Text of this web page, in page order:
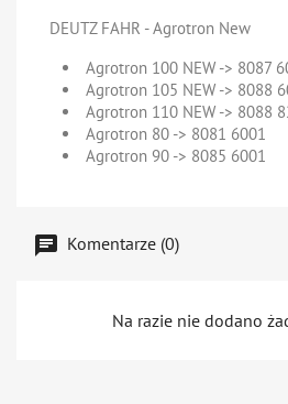
DEUTZ FAHR - Agrotron New
Agrotron 100 NEW -> 8087
Agrotron 105 NEW -> 8088
Agrotron 110 NEW -> 8088
Agrotron 80 -> 8081 6001
Agrotron 90 -> 8085 6001
Komentarze (0)
Na razie nie dodano